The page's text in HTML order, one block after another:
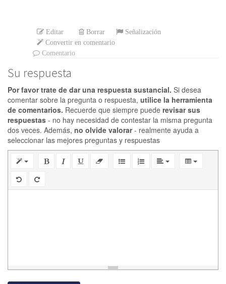
Editar Borrar
Señalización
Convertir en comentario
Comentario
Su respuesta
Por favor trate de dar una respuesta sustancial. Si desea
comentar sobre la pregunta o respuesta, utilice la herramienta
de comentarios. Recuerde que siempre puede revisar sus
respuestas - no hay necesidad de contestar la misma pregunta
dos veces. Además, no olvide valorar- realmente ayuda a
seleccionar las mejores preguntas y respuestas